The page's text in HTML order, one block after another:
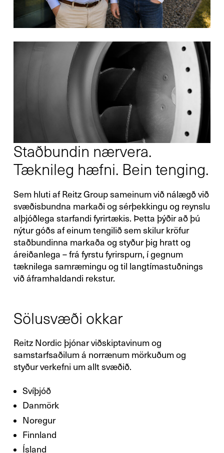
Staðbundin nærvera.
Tæknileg hæfni. Bein tenging.
Sem hluti af Reitz Group sameinum við nálægð við
svæðisbundna markaði og sérþekkingu og reynslu
alþjóðlega starfandi fyrirtækis. Þetta þýðir að þú
nýtur góðs af einum tengilið sem skilur kröfur
staðbundinna markaða og styður þig hratt og
áreiðanlega – frá fyrstu fyrirspurn, í gegnum
tæknilega samræmingu og til langtímastuðnings
við áframhaldandi rekstur.
Sölusvæði okkar
Reitz Nordic þjónar viðskiptavinum og
samstarfsaðilum á norrænum mörkuðum og
styður verkefni um allt svæðið.
Svíþjóð
Danmörk
Noregur
Finnland
Ísland